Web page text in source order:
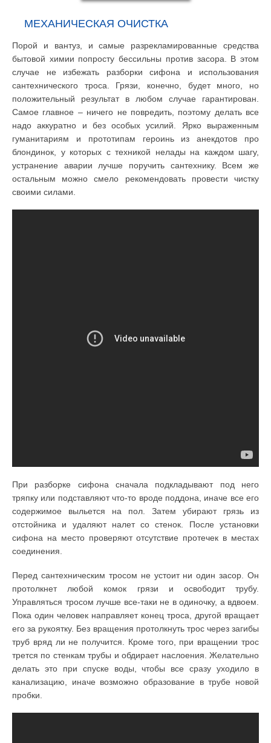
МЕХАНИЧЕСКАЯ ОЧИСТКА
Порой и вантуз, и самые разрекламированные средства
бытовой химии попросту бессильны против засора. В этом
случае не избежать разборки сифона и использования
сантехнического троса. Грязи, конечно, будет много, но
положительный результат в любом случае гарантирован.
Самое главное – ничего не повредить, поэтому делать все
надо аккуратно и без особых усилий. Ярко выраженным
гуманитариям и прототипам героинь из анекдотов про
блондинок, у которых с техникой нелады на каждом шагу,
устранение аварии лучше поручить сантехнику. Всем же
остальным можно смело рекомендовать провести чистку
своими силами.
При разборке сифона сначала подкладывают под него
тряпку или подставляют что-то вроде поддона, иначе все его
содержимое выльется на пол. Затем убирают грязь из
отстойника и удаляют налет со стенок. После установки
сифона на место проверяют отсутствие протечек в местах
соединения.
Перед сантехническим тросом не устоит ни один засор. Он
протолкнет любой комок грязи и освободит трубу.
Управляться тросом лучше все-таки не в одиночку, а вдвоем.
Пока один человек направляет конец троса, другой вращает
его за рукоятку. Без вращения протолкнуть трос через загибы
труб вряд ли не получится. Кроме того, при вращении трос
трется по стенкам трубы и обдирает наслоения. Желательно
делать это при спуске воды, чтобы все сразу уходило в
канализацию, иначе возможно образование в трубе новой
пробки.